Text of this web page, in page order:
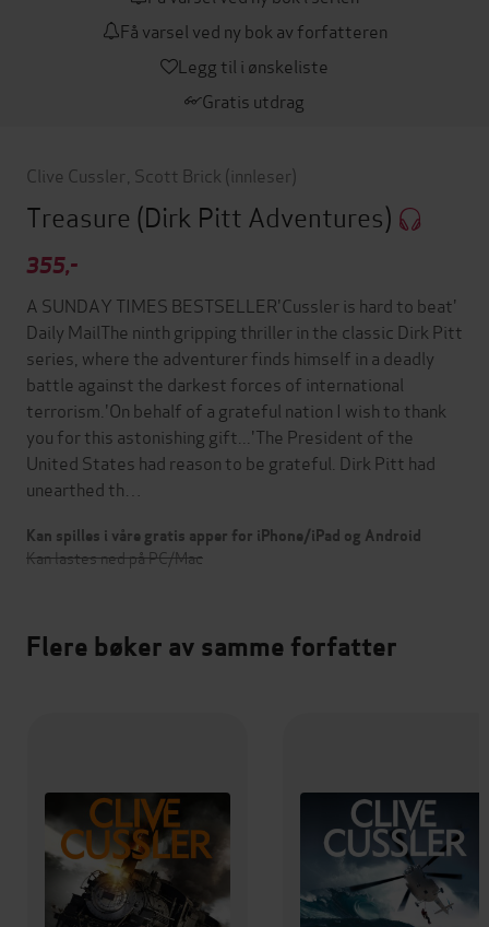
Få varsel ved ny bok av forfatteren
Legg til i ønskeliste
Gratis utdrag
Clive Cussler Scott Brick (innleser)
Treasure (Dirk Pitt Adventures)
355,-
A SUNDAY TIMES BESTSELLER'Cussler is hard to beat'
Daily MailThe ninth gripping thriller in the classic Dirk Pitt
series, where the adventurer finds himself in a deadly
battle against the darkest forces of international
terrorism.'On behalf of a grateful nation I wish to thank
you for this astonishing gift...'The President of the
United States had reason to be grateful. Dirk Pitt had
unearthed th…
Kan spilles i våre gratis apper for iPhone/iPad og Android
Kan lastes ned på PC/Mac
Flere bøker av samme forfatter